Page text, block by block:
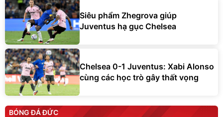
Siêu phẩm Zhegrova giúp
Juventus hạ gục Chelsea
Chelsea 0-1 Juventus: Xabi Alonso
cùng các học trò gây thất vọng
BÓNG ĐÁ ĐỨC